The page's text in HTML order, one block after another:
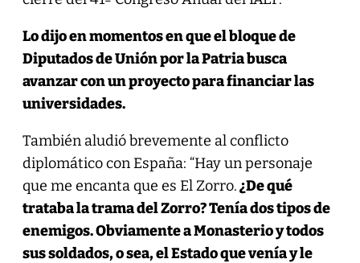
Lo dijo en momentos en que el bloque de
Diputados de Unión por la Patria busca
avanzar con un proyecto para financiar las
universidades.
También aludió brevemente al conflicto
diplomático con España: “Hay un personaje
que me encanta que es El Zorro.¿De qué
trataba la trama del Zorro? Tenía dos tipos de
enemigos. Obviamente a Monasterio y todos
sus soldados, o sea, el Estado que venía y le